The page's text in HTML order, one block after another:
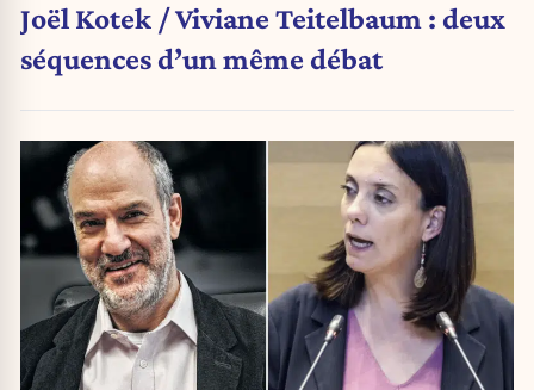
Joël Kotek / Viviane Teitelbaum : deux
séquences d’un même débat